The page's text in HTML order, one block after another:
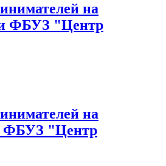
на
и ФБУЗ "Центр
на
и ФБУЗ "Центр